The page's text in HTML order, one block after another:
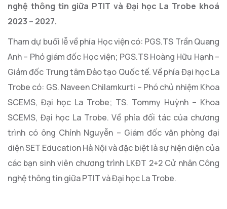
nghệ thông tin giữa PTIT và Đại học La Trobe khoá
2023 – 2027.
Tham dự buổi lễ về phía Học viện có: PGS.TS Trần Quang
Anh – Phó giám đốc Học viện; PGS.TS Hoàng Hữu Hạnh –
Giám đốc Trung tâm Đào tạo Quốc tế. Về phía Đại học La
Trobe có: GS. Naveen Chilamkurti – Phó chủ nhiệm Khoa
SCEMS, Đại học La Trobe; TS. Tommy Huỳnh – Khoa
SCEMS, Đại học La Trobe. Về phía đối tác của chương
trình có ông Chính Nguyễn – Giám đốc văn phòng đại
diện SET Education Hà Nội và đặc biệt là sự hiện diện của
các bạn sinh viên chương trình LKĐT 2+2 Cử nhân Công
nghệ thông tin giữa PTIT và Đại học La Trobe.